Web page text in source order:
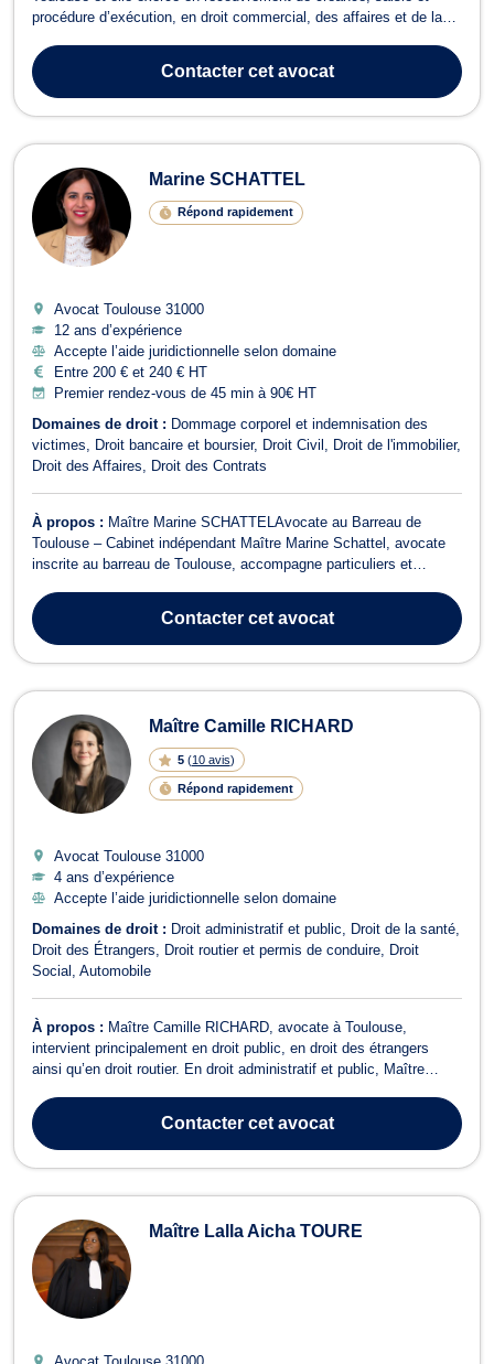
procédure d’exécution, en droit commercial, des affaires et de la
En recouvrement de créance, saisie et procédure d’exécution,
Maître Marie-Céline DEV...Contactercet avocat
Marine SCHATTEL
Répond rapidement
Avocat Toulouse 31000
12 ans d’expérience
Accepte l’aide juridictionnelle selon domaine
Entre 200 € et 240 € HT
Premier rendez-vous de 45 min à 90€ HT
Domaines de droit : Dommage corporel et indemnisation des
victimes
Droit bancaire et boursier Droit Civil
Droit de l'immobilier
Droit des Affaires
Droit des Contrats
À propos : Maître Marine SCHATTELAvocate au Barreau de
Toulouse – Cabinet indépendant Maître Marine Schattel, avocate
inscrite au barreau de Toulouse, accompagne particuliers et
intervient principalement en droit bancaire et boursier, droit
immobilier, droit de la réparat...
Contactercet avocat
Maître Camille RICHARD
5 (10 avis)
Répond rapidement
Avocat Toulouse 31000
4 ans d’expérience
Accepte l’aide juridictionnelle selon domaine
Domaines de droit : Droit administratif et public
Droit de la santé
Droit des Étrangers
Droit routier et permis de conduire
Droit
Social
Automobile
À propos : Maître Camille RICHARD, avocate à Toulouse,
intervient principalement en droit public, en droit des étrangers
ainsi qu’en droit routier. En droit administratif et public, Maître
l’administration, que ce soit en matière de sanctions
administratives, de police administr...
Contactercet avocat
Maître Lalla Aicha TOURE